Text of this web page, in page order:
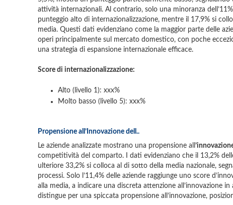
attività internazionali. Al contrario, solo una minoranza
punteggio alto di internazionalizzazione, mentre il 17,9% si
media. Questi dati evidenziano come la maggior parte delle
operi principalmente sul mercato domestico, con poche
una strategia di espansione internazionale efficace.
Score di internazionalizzazione:
Alto (livello 1): xxx%
Molto basso (livello 5): xxx%
Propensione all’Innovazione dell..
Le aziende analizzate mostrano una propensione all
competitività del comparto. I dati evidenziano che il 13,2%
ulteriore 33,2% si colloca al di sotto della media nazionale,
processi. Solo l’11,4% delle aziende raggiunge uno score
alla media, a indicare una discreta attenzione all’innovazione
distingue per una spiccata propensione all’innovazione,